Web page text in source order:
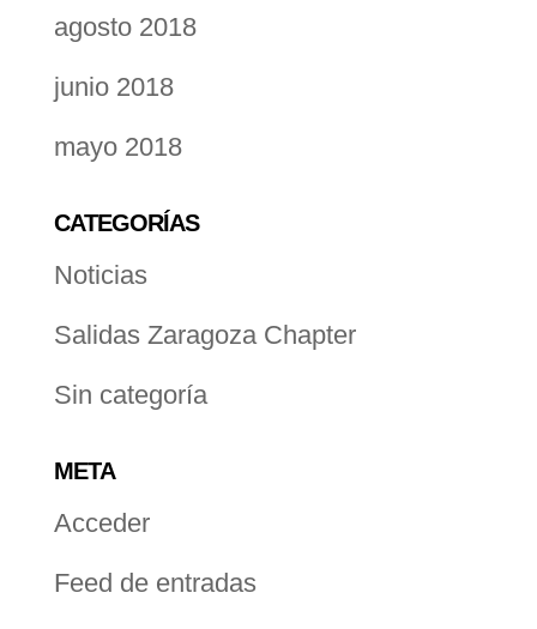
agosto 2018
junio 2018
mayo 2018
CATEGORÍAS
Noticias
Salidas Zaragoza Chapter
Sin categoría
META
Acceder
Feed de entradas